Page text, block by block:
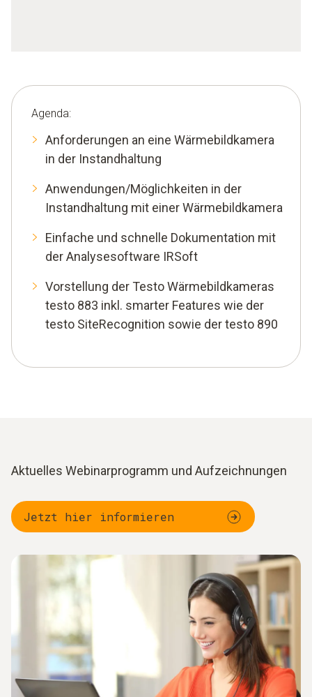
Agenda:
Anforderungen an eine Wärmebildkamera
in der Instandhaltung
Anwendungen/Möglichkeiten in der
Instandhaltung mit einer Wärmebildkamera
Einfache und schnelle Dokumentation mit
der Analysesoftware IRSoft
Vorstellung der Testo Wärmebildkameras
testo 883 inkl. smarter Features wie der
testo SiteRecognition sowie der testo 890
Aktuelles Webinarprogramm und Aufzeichnungen
Jetzt hier informieren